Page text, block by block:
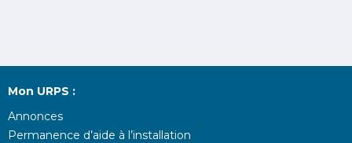
Mon URPS :
Annonces
Permanence d’aide à l’installation